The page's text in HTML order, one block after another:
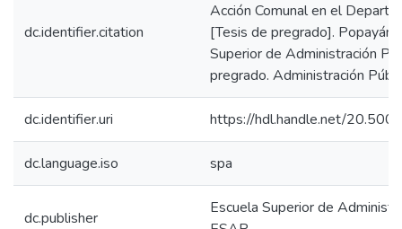
dc.identifier.citation
Acción Comunal en el
[Tesis de pregrado]. Popayán,
Superior de Administración
pregrado. Administración
dc.identifier.uri https://hdl.handle.net/
dc.language.iso spa
dc.publisher
Escuela Superior de